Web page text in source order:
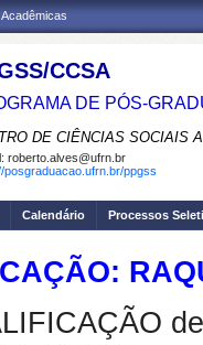
CCSA
DE PÓS-
DE CIÊNCIAS SOCIAIS
roberto.alves@ufrn.br
posgraduacao.ufrn.br/ppgss
Calendário Processos